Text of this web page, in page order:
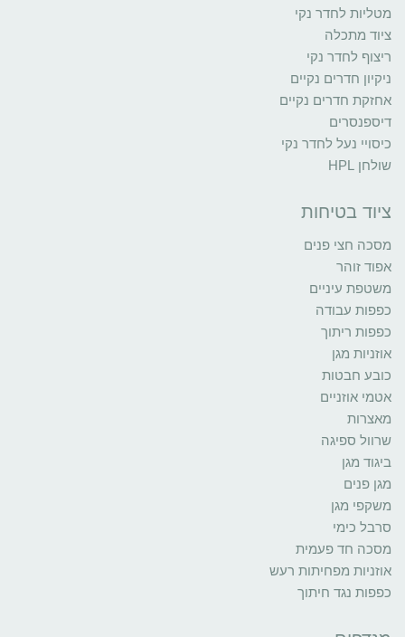
מטליות לחדר נקי
ציוד מתכלה
ריצוף לחדר נקי
ניקיון חדרים נקיים
אחזקת חדרים נקיים
דיספנסרים
כיסויי נעל לחדר נקי
שולחן HPL
ציוד בטיחות
מסכה חצי פנים
אפוד זוהר
משטפת עיניים
כפפות עבודה
כפפות ריתוך
אוזניות מגן
כובע חבטות
אטמי אוזניים
מאצרות
שרוול ספיגה
ביגוד מגן
מגן פנים
משקפי מגן
סרבל כימי
מסכה חד פעמית
אוזניות מפחיתות רעש
כפפות נגד חיתוך